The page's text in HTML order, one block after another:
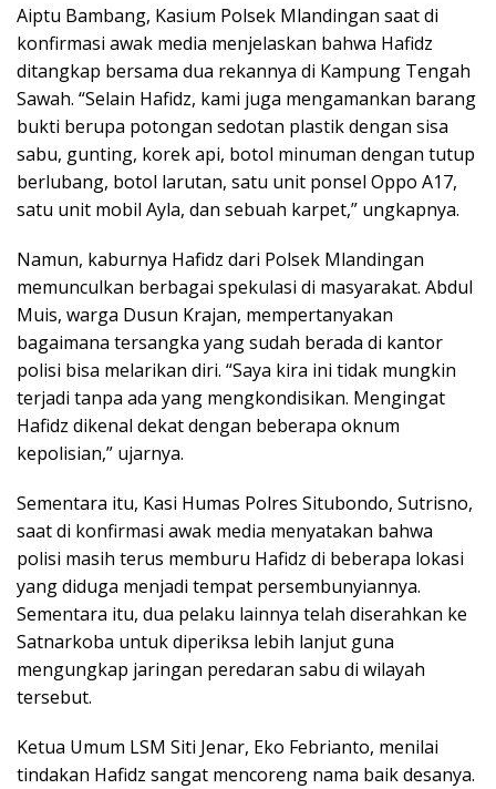
Aiptu Bambang, Kasium Polsek Mlandingan saat di
konfirmasi awak media menjelaskan bahwa Hafidz
ditangkap bersama dua rekannya di Kampung Tengah
Sawah. “Selain Hafidz, kami juga mengamankan barang
bukti berupa potongan sedotan plastik dengan sisa
sabu, gunting, korek api, botol minuman dengan tutup
berlubang, botol larutan, satu unit ponsel Oppo A17,
satu unit mobil Ayla, dan sebuah karpet,” ungkapnya.
Namun, kaburnya Hafidz dari Polsek Mlandingan
memunculkan berbagai spekulasi di masyarakat. Abdul
Muis, warga Dusun Krajan, mempertanyakan
bagaimana tersangka yang sudah berada di kantor
polisi bisa melarikan diri. “Saya kira ini tidak mungkin
terjadi tanpa ada yang mengkondisikan. Mengingat
Hafidz dikenal dekat dengan beberapa oknum
kepolisian,” ujarnya.
Sementara itu, Kasi Humas Polres Situbondo, Sutrisno,
saat di konfirmasi awak media menyatakan bahwa
polisi masih terus memburu Hafidz di beberapa lokasi
yang diduga menjadi tempat persembunyiannya.
Sementara itu, dua pelaku lainnya telah diserahkan ke
Satnarkoba untuk diperiksa lebih lanjut guna
mengungkap jaringan peredaran sabu di wilayah
tersebut.
Ketua Umum LSM Siti Jenar, Eko Febrianto, menilai
tindakan Hafidz sangat mencoreng nama baik desanya.